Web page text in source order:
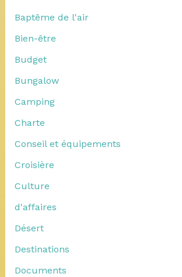
Baptême de l'air
Bien-être
Budget
Bungalow
Camping
Charte
Conseil et équipements
Croisière
Culture
d'affaires
Désert
Destinations
Documents